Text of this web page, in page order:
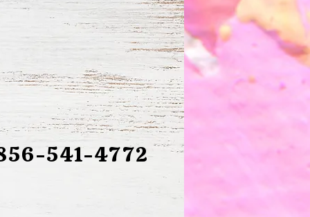
541-4772